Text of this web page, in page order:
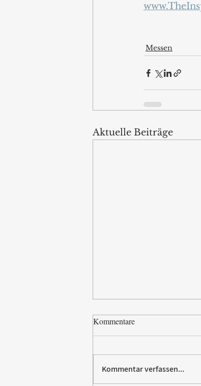
Messen
Aktuelle Beiträge
Kommentare
Kommentar verfassen...